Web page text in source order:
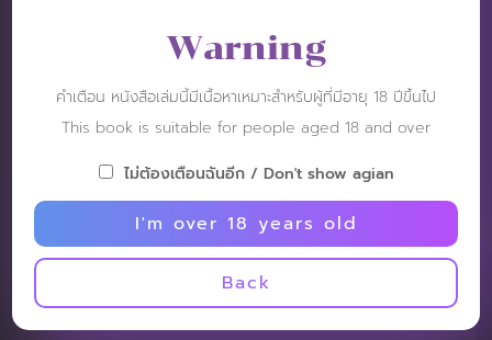
REVIEW
Warning
คำเตือน หนังสือเล่มนี้มีเนื้อหาเหมาะสำหรับผู้ที่มีอายุ 18 ปีขึ้นไป
This book is suitable for people aged 18 and over
ไม่ต้องเตือนฉันอีก / Don't show agian
I'm over 18 years old
Back